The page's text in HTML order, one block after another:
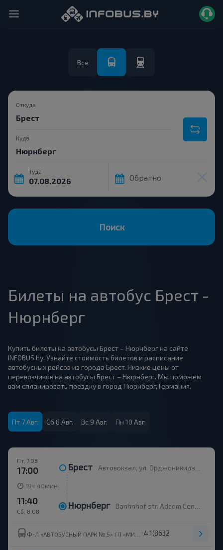
Все
Откуда
Куда
Туда
Обратно
Поиск
Билеты на автобус Брест -
Нюрнберг
Купить билеты на автобусы Брест – Нюрнберг на сайте
INFOBUS.by. Узнайте стоимость билетов и расписание
автобусных рейсов из города Брест. Низкие цены от
перевозчиков на автобусы Брест – Нюрнберг. Мы поможем
вам спланировать поездку в город Нюрнберг, Германия.
Пт 7 Авг. Сб 8 Авг. Вс 9 Авг. Пн 10 Авг.
Пт, 7.08
17:00 Брест Автовокзал, ул. Орджоникидзе, 12, платформа 8
19ч 40 мин
Сб, 8.08
11:40 Нюрнберг Banhnhof str. Adcom Center
4,1(8632)